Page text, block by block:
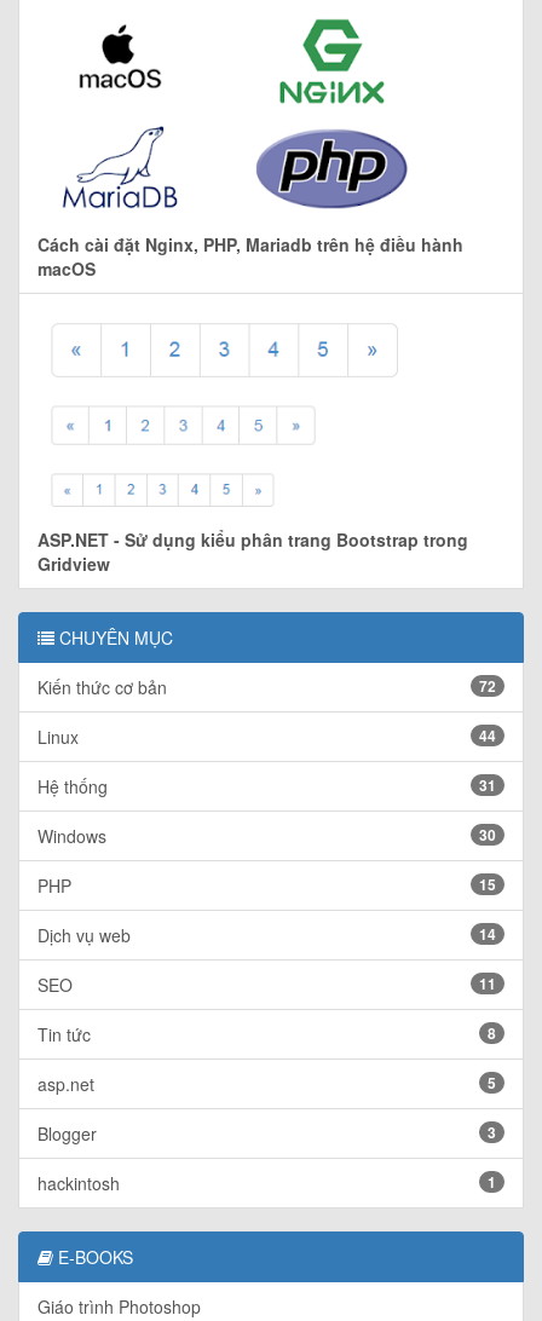
Cách cài đặt Nginx, PHP, Mariadb trên hệ điều hành
macOS
ASP.NET - Sử dụng kiểu phân trang Bootstrap trong
Gridview
CHUYÊN MỤC
Kiến thức cơ bản 72
Linux 44
Hệ thống 31
Windows 30
PHP 15
Dịch vụ web 14
SEO 11
Tin tức 8
asp.net 5
Blogger 3
hackintosh 1
E-BOOKS
Giáo trình Photoshop